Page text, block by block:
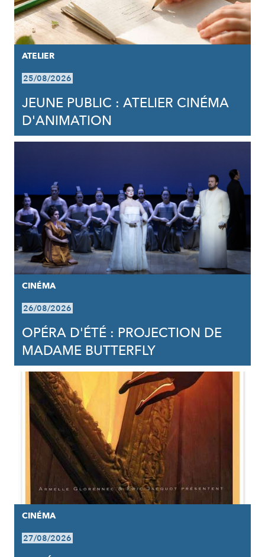
ATELIER
25/08/2026
JEUNE PUBLIC : ATELIER CINÉMA
D'ANIMATION
CINÉMA
26/08/2026
OPÉRA D'ÉTÉ : PROJECTION DE
MADAME BUTTERFLY
CINÉMA
27/08/2026